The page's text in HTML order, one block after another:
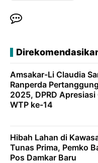
Amsakar-Li Claudia
Ranperda
2025, DPRD
WTP ke-14
Hibah Lahan di
Tunas Prima, Pemko
Pos Damkar Baru